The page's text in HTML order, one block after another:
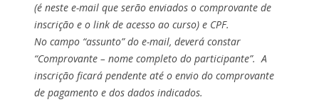
(é neste e-mail que serão enviados o comprovante de
inscrição e o link de acesso ao curso) e CPF.
No campo “assunto” do e-mail, deverá constar
“Comprovante – nome completo do participante”. A
inscrição ficará pendente até o envio do comprovante
de pagamento e dos dados indicados.